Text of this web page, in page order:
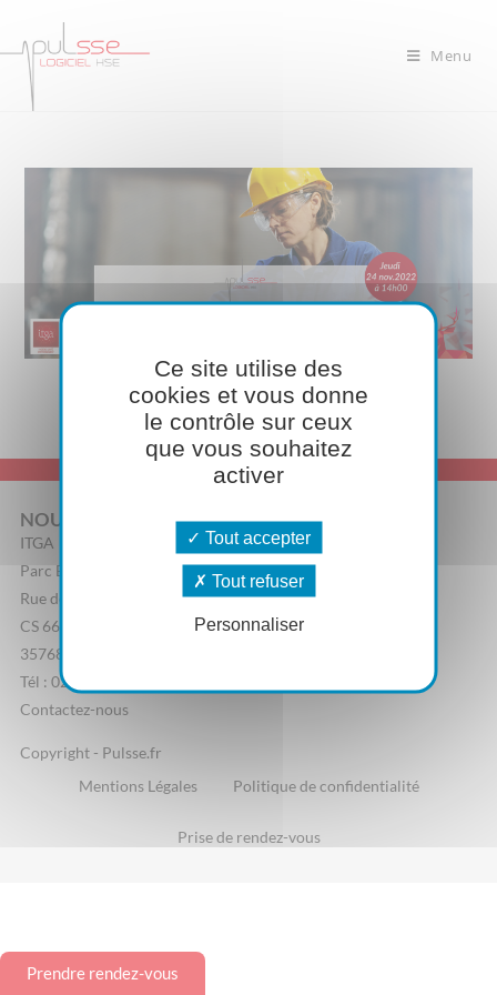
Menu
NOUS CONTACTER
ITGA
Parc Edonia, Bâtiment R
Rue de la Terre Adélie
CS 66862
35768 Saint-Grégoire Cedex
Tél : 02 23 44 07 20
Contactez-nous
Copyright - Pulsse.fr
Mentions Légales
Politique de confidentialité
Prise de rendez-vous
Prendre rendez-vous
Ce site utilise des
cookies et vous donne
le contrôle sur ceux
que vous souhaitez
activer
Tout accepter
Tout refuser
Personnaliser